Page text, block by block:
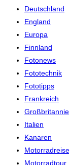
Deutschland
England
Europa
Finnland
Fotonews
Fototechnik
Fototipps
Frankreich
Italien
Kanaren
Motorradreise
Motorradtour